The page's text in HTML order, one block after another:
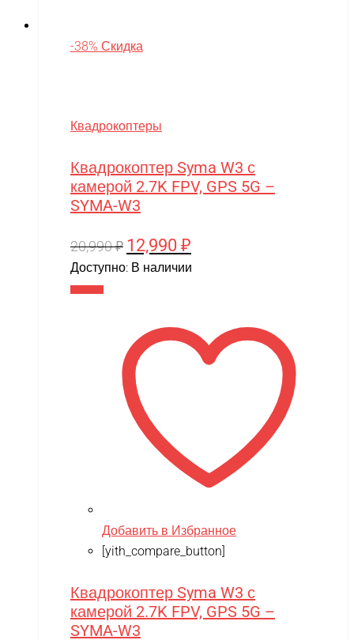
-38% Скидка
Квадрокоптеры
Квадрокоптер Syma W3 с
камерой 2.7K FPV, GPS 5G –
SYMA-W3
20,990₽ Первоначальная
цена
12,990 ₽
цена:
Доступно: В наличии
Добавить в Избранное
[yith_compare_button]
Квадрокоптер Syma W3 с
камерой 2.7K FPV, GPS 5G –
SYMA-W3